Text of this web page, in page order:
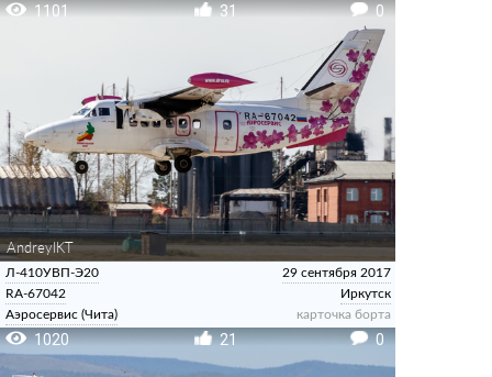
1101 31 0
AndreyIKT
Л-410УВП-Э20
RA-67042
Аэросервис (Чита)
29 сентября 2017
Иркутск
карточка борта
1020 21 0